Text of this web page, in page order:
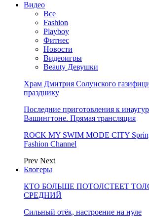
Видео
Все
Fashion
Playboy
Фитнес
Новости
Видеоигры
Beauty Девушки
Храм Дмитрия Солунского
празднику
Последние приготовления к
Вашингтоне. Прямая трансляция
ROCK MY SWIM MODE CITY
Fashion Channel
Prev Next
Блогеры
КТО БОЛЬШЕ ПОТОЛСТЕЕТ
СРЕДНИЙ
Сильный отёк, настроение на нуле